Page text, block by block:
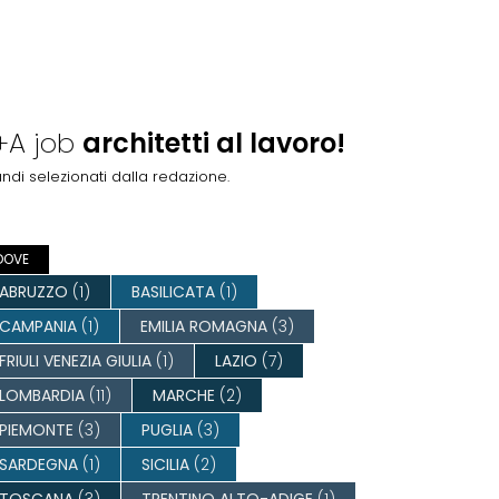
job architetti al lavoro!
selezionati dalla redazione.
ABRUZZO (1) BASILICATA (1)
CAMPANIA (1) EMILIA ROMAGNA (3)
FRIULI VENEZIA GIULIA (1) LAZIO (7)
LOMBARDIA (11) MARCHE (2)
PIEMONTE (3) PUGLIA (3)
SARDEGNA (1) SICILIA (2)